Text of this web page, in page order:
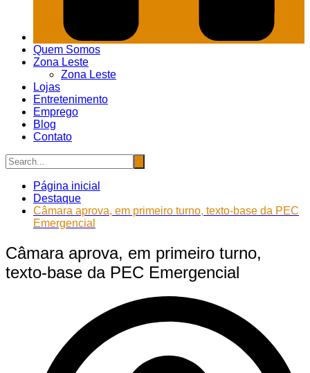
Quem Somos
Zona Leste
Zona Leste
Lojas
Entretenimento
Emprego
Blog
Contato
Página inicial
Destaque
Câmara aprova, em primeiro turno, texto-base da PEC
Emergencial
Câmara aprova, em primeiro turno,
texto-base da PEC Emergencial